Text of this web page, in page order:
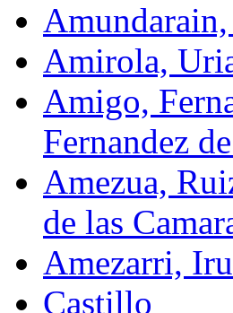
Amirola,
Amigo,
Fernandez
Amezua,
de las
Amezarri,
Castillo